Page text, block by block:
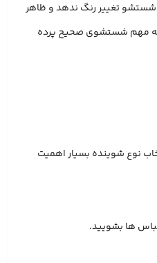
شستشو تغییر رنگ ندهد و ظاهر
مهم شستشوی صحیح پرده
نوع شوینده بسیار اهمیت